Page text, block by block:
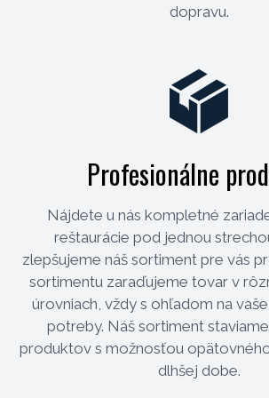
dopravu.
Profesionálne
Nájdete u nás kompletné
reštaurácie pod jednou
zlepšujeme náš sortiment pre vás
sortimentu zaraďujeme tovar v
úrovniach, vždy s ohľadom na
potreby. Náš sortiment
produktov s možnosťou
dlhšej dobe.